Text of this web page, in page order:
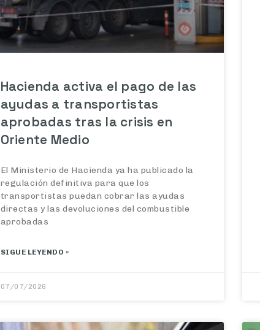
Hacienda activa el pago de las
ayudas a transportistas
aprobadas tras la crisis en
Oriente Medio
El Ministerio de Hacienda ya ha publicado la
regulación definitiva para que los
transportistas puedan cobrar las ayudas
directas y las devoluciones del combustible
aprobadas
SIGUE LEYENDO »
07/07/2026